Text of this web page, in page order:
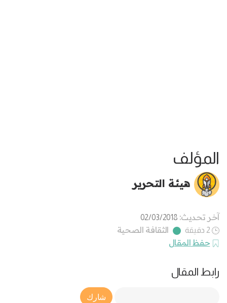
المؤلف
هيئة التحرير
آخر تحديث: 02/03/2018
2 دقيقة
الثقافة الصحية
حفظ المقال
رابط المقال
Article Link
شارك